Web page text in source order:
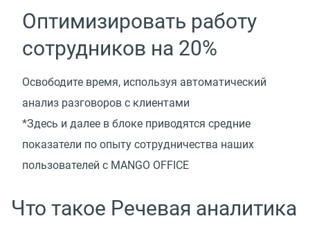
Оптимизировать работу
сотрудников на 20%
Освободите время, используя автоматический
анализ разговоров с клиентами
*Здесь и далее в блоке приводятся средние
показатели по опыту сотрудничества наших
пользователей с MANGO OFFICE
Что такое Речевая аналитика